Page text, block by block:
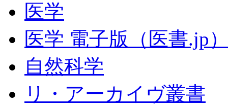
医学
医学 電子版（医書.jp
自然科学
リ・アーカイヴ叢書